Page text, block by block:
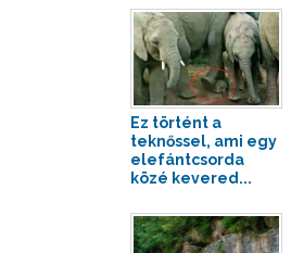
Ez történt a
teknőssel, ami egy
elefántcsorda
közé kevered...